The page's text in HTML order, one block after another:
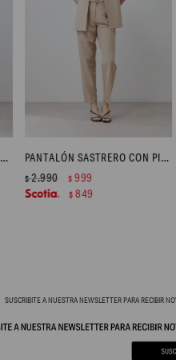
PANTALÓN DE JEAN CON PINZAS - JEAN MEDIO PANTALÓN SASTRERO CON PINZAS Y CINTURÓN - BEIGE
$2.990 $ 999
$ 849
SUSCRIBITE A NUESTRA NEWSLETTER PARA RECIBIR